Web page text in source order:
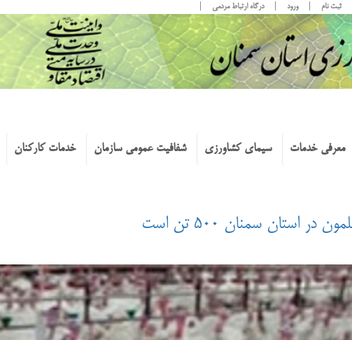
ثبت نام ورود درگاه ارتباط مردمی
معرفی خدمات سیمای کشاورزی شفافیت عمومی سازمان خدمات کارکنان
سمنان ۵۰۰ تن است